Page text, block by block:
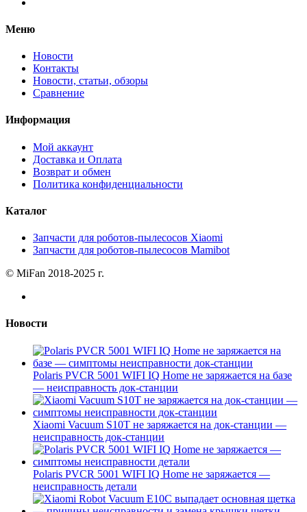
Меню
Новости
Контакты
Новости, статьи, обзоры
Сравнение
Информация
Мой аккаунт
Доставка и Оплата
Возврат и обмен
Политика конфиденциальности
Каталог
Запчасти для роботов-пылесосов Xiaomi
Запчасти для роботов-пылесосов Mamibot
© MiFan 2018-2025 г.
Новости
Polaris PVCR 5001 WIFI IQ Home не заряжается на базе
— неисправность док-станции
Xiaomi Vacuum S10T не заряжается на док-станции —
неисправность док-станции
Polaris PVCR 5001 WIFI IQ Home не заряжается —
неисправность детали